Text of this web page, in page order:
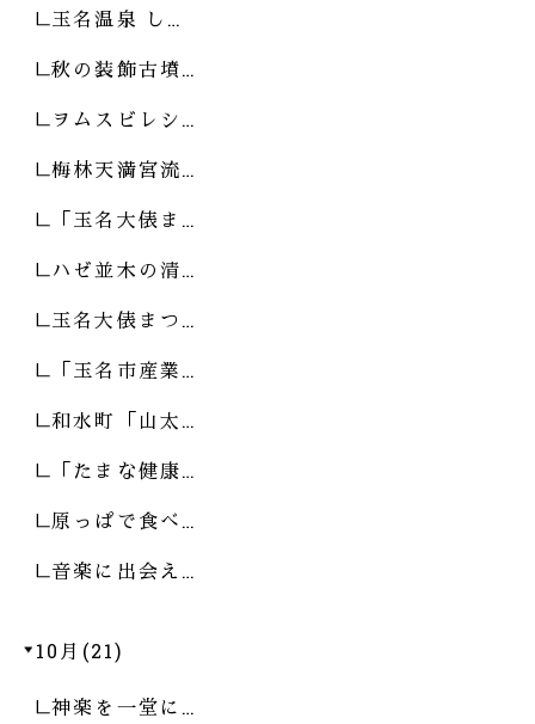
玉名温泉 し…
秋の装飾古墳…
ヲムスビレシ…
梅林天満宮流…
「玉名大俵ま…
ハゼ並木の清…
玉名大俵まつ…
「玉名市産業…
和水町「山太…
「たまな健康…
原っぱで食べ…
音楽に出会え…
10月(21)
神楽を一堂に…